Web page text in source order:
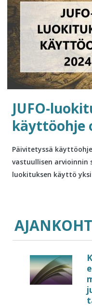
JUFO-
käyttöohje
Päivitetyssä
vastuullisen
luokituksen käyttö